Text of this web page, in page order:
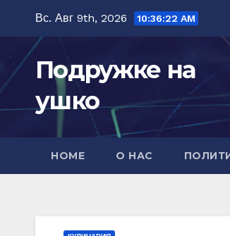
содержимому
Вс. Авг 9th, 2026 10:36:24 AM
Подружке на
ушко
HOME О НАС